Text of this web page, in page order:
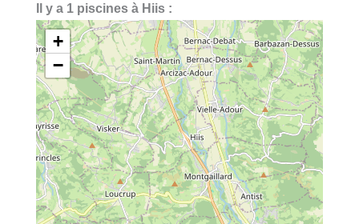
Il y a 1 piscines à Hiis :
+
−